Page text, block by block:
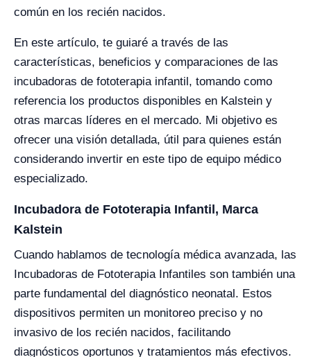
común en los recién nacidos.
En este artículo, te guiaré a través de las
características, beneficios y comparaciones de las
incubadoras de fototerapia infantil, tomando como
referencia los productos disponibles en Kalstein y
otras marcas líderes en el mercado. Mi objetivo es
ofrecer una visión detallada, útil para quienes están
considerando invertir en este tipo de equipo médico
especializado.
Incubadora de Fototerapia Infantil, Marca
Kalstein
Cuando hablamos de tecnología médica avanzada, las
Incubadoras de Fototerapia Infantiles son también una
parte fundamental del diagnóstico neonatal. Estos
dispositivos permiten un monitoreo preciso y no
invasivo de los recién nacidos, facilitando
diagnósticos oportunos y tratamientos más efectivos.